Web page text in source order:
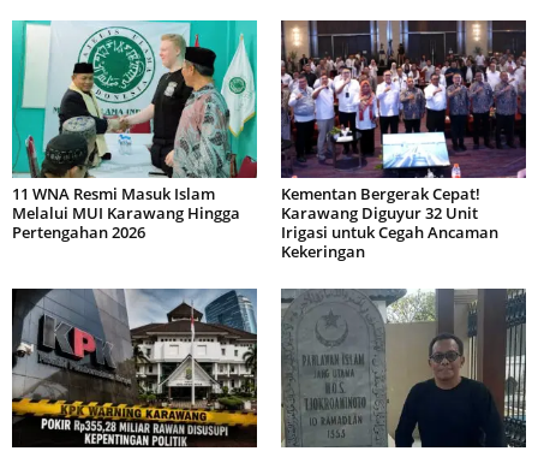
11 WNA Resmi Masuk Islam
Melalui MUI Karawang Hingga
Pertengahan 2026
Kementan Bergerak Cepat!
Karawang Diguyur 32 Unit
Irigasi untuk Cegah Ancaman
Kekeringan